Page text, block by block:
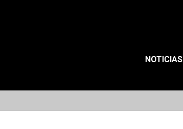
NOTICIAS